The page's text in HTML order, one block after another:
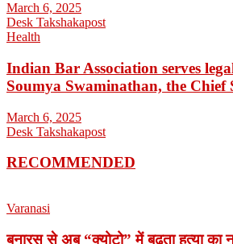
March 6, 2025
Desk Takshakapost
Health
Indian Bar Association serves
Soumya Swaminathan, the Chief
March 6, 2025
Desk Takshakapost
RECOMMENDED
Varanasi
बनारस से अब “क्योटो” में बढ़ता हत्या का